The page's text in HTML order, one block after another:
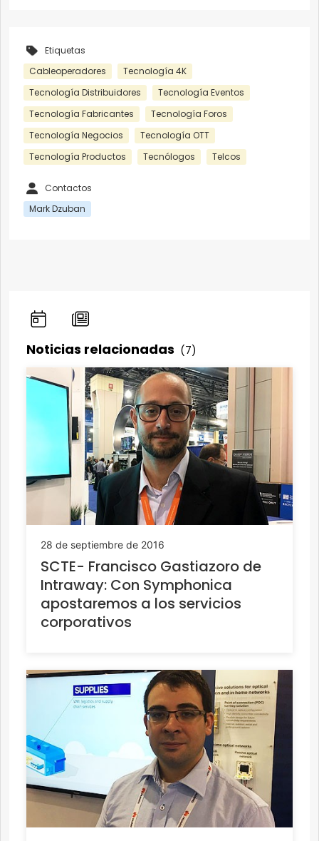
Etiquetas
Cableoperadores
Tecnología 4K
Tecnología Distribuidores
Tecnología Eventos
Tecnología Fabricantes
Tecnología Foros
Tecnología Negocios
Tecnología OTT
Tecnología Productos
Tecnólogos Telcos
Contactos
Mark Dzuban
Noticias relacionadas (7)
28 de septiembre de 2016
SCTE- Francisco Gastiazoro de
Intraway: Con Symphonica
apostaremos a los servicios
corporativos